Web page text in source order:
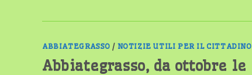
ABBIATEGRASSO / NOTIZIE UTILI PER IL CITTADINO
Abbiategrasso, da ottobre le